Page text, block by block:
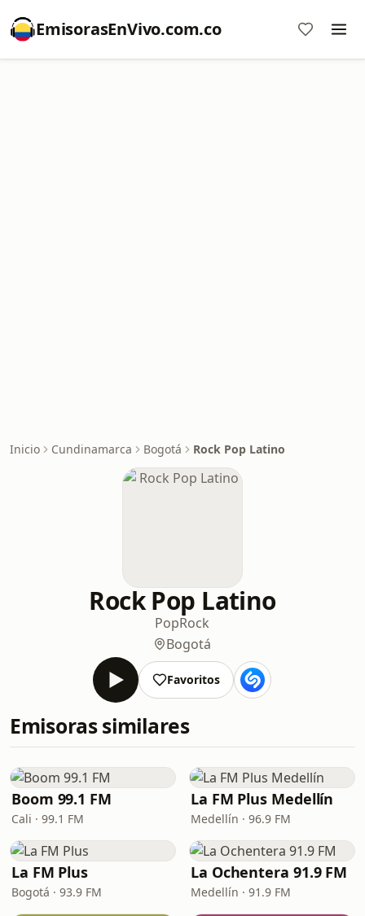
EmisorasEnVivo.com.co
Inicio Cundinamarca Bogotá Rock Pop Latino
Rock Pop Latino
PopRock
Bogotá
Favoritos
Emisoras similares
Boom 99.1 FM
Cali · 99.1 FM
La FM Plus Medellín
Medellín · 96.9 FM
La FM Plus
Bogotá · 93.9 FM
La Ochentera 91.9 FM
Medellín · 91.9 FM